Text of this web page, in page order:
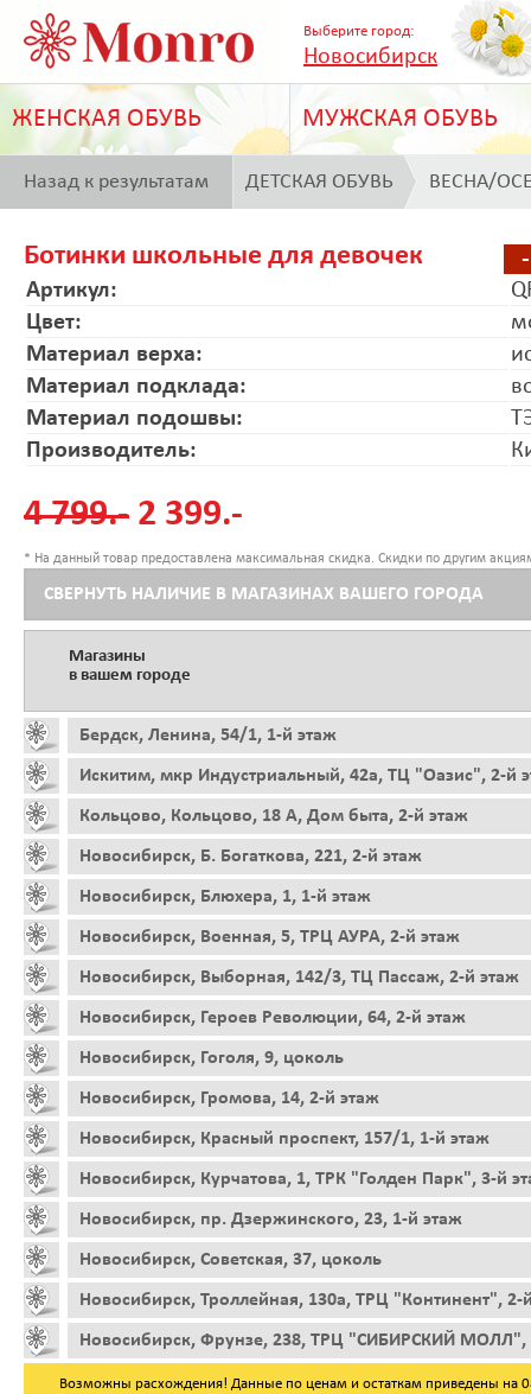
Выберите город:
Новосибирск
ЖЕНСКАЯ ОБУВЬ МУЖСКАЯ ОБУВЬ
Назад к результатам ДЕТСКАЯ ОБУВЬ ВЕСНА/
Ботинки школьные для девочек
Артикул:
Цвет:
Материал верха:
Материал подклада:
Материал подошвы:
Производитель:
4 799.- 2 399.-
* На данный товар предоставлена максимальная скидка. Скидки по другим
СВЕРНУТЬ НАЛИЧИЕ В МАГАЗИНАХ ВАШЕГО ГОРОДА
Магазины
в вашем городе
Бердск, Ленина, 54/1, 1-й этаж
Искитим, мкр Индустриальный, 42а, ТЦ "Оазис", 2-й
Кольцово, Кольцово, 18 А, Дом быта, 2-й этаж
Новосибирск, Б. Богаткова, 221, 2-й этаж
Новосибирск, Блюхера, 1, 1-й этаж
Новосибирск, Военная, 5, ТРЦ АУРА, 2-й этаж
Новосибирск, Выборная, 142/3, ТЦ Пассаж, 2-й этаж
Новосибирск, Героев Революции, 64, 2-й этаж
Новосибирск, Гоголя, 9, цоколь
Новосибирск, Громова, 14, 2-й этаж
Новосибирск, Красный проспект, 157/1, 1-й этаж
Новосибирск, Курчатова, 1, ТРК "Голден Парк", 3-й
Новосибирск, пр. Дзержинского, 23, 1-й этаж
Новосибирск, Советская, 37, цоколь
Новосибирск, Троллейная, 130а, ТРЦ "Континент", 2-
Новосибирск, Фрунзе, 238, ТРЦ "СИБИРСКИЙ МОЛЛ",
Возможны расхождения! Данные по ценам и остаткам приведены на